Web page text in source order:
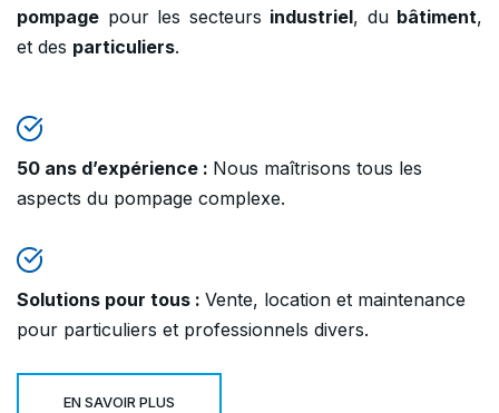
pompage pour les secteurs industriel, du bâtiment,
et des particuliers.
50 ans d’expérience : Nous maîtrisons tous les
aspects du pompage complexe.
Solutions pour tous : Vente, location et maintenance
pour particuliers et professionnels divers.
EN SAVOIR PLUS